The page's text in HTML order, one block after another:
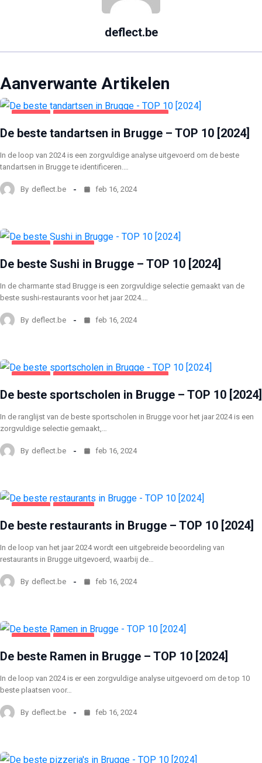
deflect.be
Aanverwante Artikelen
De beste tandartsen in Brugge – TOP 10 [2024]
In de loop van 2024 is een zorgvuldige analyse uitgevoerd om de beste
tandartsen in Brugge te identificeren.…
By deflect.be feb 16, 2024
De beste Sushi in Brugge – TOP 10 [2024]
In de charmante stad Brugge is een zorgvuldige selectie gemaakt van de
beste sushi-restaurants voor het jaar 2024.…
By deflect.be feb 16, 2024
De beste sportscholen in Brugge – TOP 10 [2024]
In de ranglijst van de beste sportscholen in Brugge voor het jaar 2024 is een
zorgvuldige selectie gemaakt,…
By deflect.be feb 16, 2024
De beste restaurants in Brugge – TOP 10 [2024]
In de loop van het jaar 2024 wordt een uitgebreide beoordeling van
restaurants in Brugge uitgevoerd, waarbij de…
By deflect.be feb 16, 2024
De beste Ramen in Brugge – TOP 10 [2024]
In de loop van 2024 is er een zorgvuldige analyse uitgevoerd om de top 10
beste plaatsen voor…
By deflect.be feb 16, 2024